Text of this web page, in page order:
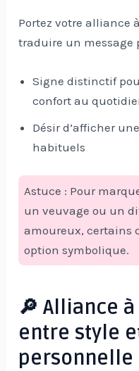
Portez votre alliance
traduire un message
Signe distinctif
confort au
Désir d’afficher
habituels
Astuce : Pour
un veuvage ou un
amoureux, certains
option symbolique.
🔎 Alliance
entre style
personnelle